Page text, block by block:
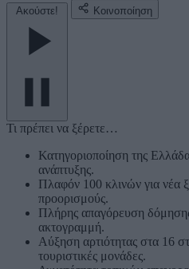
Ακούστε! Κοινοποίηση
Τι πρέπει να ξέρετε…
Κατηγοριοποίηση της
ανάπτυξης.
Πλαφόν 100 κλινών για νέα
προορισμούς.
Πλήρης απαγόρευση
ακτογραμμή.
Αύξηση αρτιότητας στα 16
τουριστικές μονάδες.